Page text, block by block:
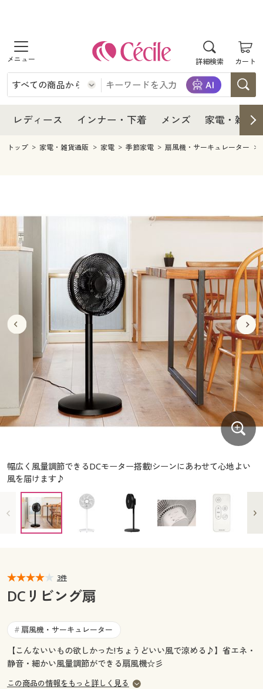
詳細検索 カート
商品を探す
レディース
レディースファッション
インナー・下着
インナー・下着通販すべて
ジュニア・ティーンズ下着
メンズ
メンズ下着
家電
キッチン・雑貨・日用品
寝具・インテリア・家具通販すべて
家具・収納
カーテン・ラグ・ファブリック
美容・健康
美容・健康通販すべて
美容・健康・サプリメント
制服・スクール
制服・スクールすべて
制服・学生服
ジュニア・ティーンズ下着
大きいサイズ
大きいサイズ通販すべて
大きいサイズ レディース服
大きいサイズ レディース下着
大きいサイズ 事務・制服
バーゲン
バーゲンセール
シークレットセール
詳細検索
商品カテゴリ一覧
カタログ・チラシからのご注文
デジタルカタログ
カタログ無料プレゼント
マイページ
閲覧履歴
お気に入り
サポート
レディース インナー・下着 メンズ 家電・雑貨
レディース
レディース通販すべて
レディースファッション
インナー・下着
インナー・下着通販すべて
メンズ
キッチン・雑貨・日用品
家具・収納
寝具・ベッド
カーテン・ラグ・ファブリック
美容・健康通販すべて
美容・健康・サプリメント
制服・スクール
制服・スクールすべて
ジュニア・ティーンズ下着
大きいサイズ
大きいサイズ通販すべて
大きいサイズ レディース服
大きいサイズ レディース下着
大きいサイズ メンズ
バーゲンセール
シークレットセール
詳細検索
商品カテゴリ一覧
カタログ
カタログ・チラシからのご注文
カタログ無料プレゼント
会員メニュー
閲覧履歴
サポート
ご利用ガイド
トップ 家電・雑貨通販 家電 季節家電 扇風機・サーキュレーター
幅広く風量調節できるDCモーター搭載!シーンにあわせて心地よい
風を届けます♪
3件
DCリビング扇
# 扇風機・サーキュレーター
【こんないいもの欲しかった!ちょうどいい風で涼める♪】省エネ・
静音・細かい風量調節ができる扇風機☆彡
この商品の情報をもっと詳しく見る